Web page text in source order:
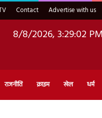
Contact Advertise with us
8/8/2026, 3:29:03 PM
राजनीति क्राइम खेल धर्म